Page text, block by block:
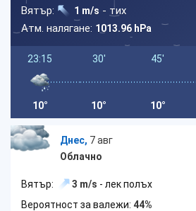
Вятър: 1 m/s - тих
Атм. налягане: 1013.96 hPa
23:15
10°
30'
10°
45'
10°
Днес, 7 авг
Облачно
Вятър: 3 m/s - лек полъх
Вероятност за валежи: 44%